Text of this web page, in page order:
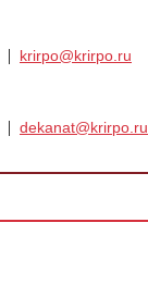
| krirpo@krirpo.ru
| dekanat@krirpo.ru